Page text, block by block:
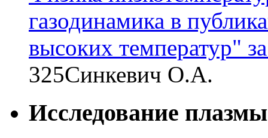
газодинамика в
высоких температур"
325Синкевич О.А.
Исследование плазмы